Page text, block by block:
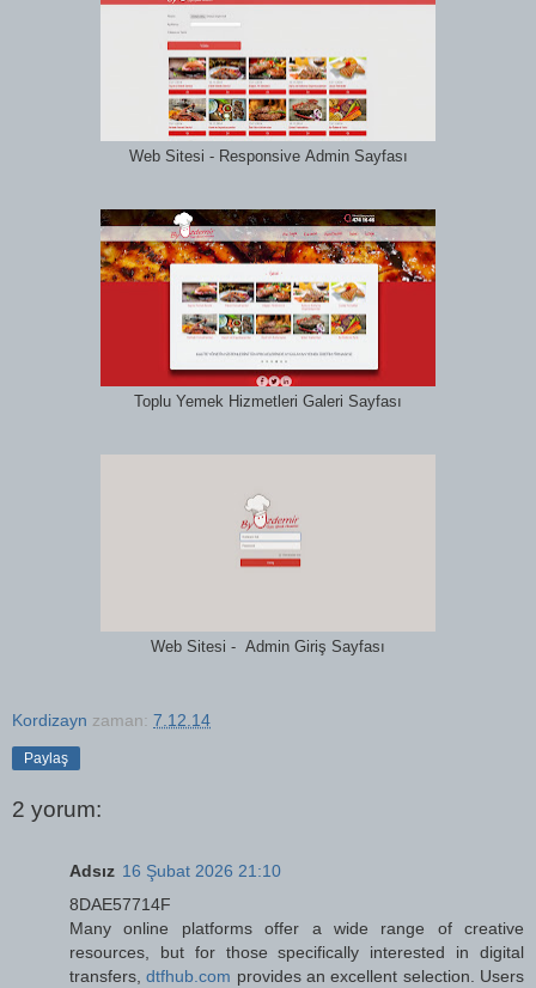
Web Sitesi - Responsive Admin Sayfası
Toplu Yemek Hizmetleri Galeri Sayfası
Web Sitesi - Admin Giriş Sayfası
Kordizayn zaman: 7.12.14
Paylaş
2 yorum:
Adsız 16 Şubat 2026 21:10
8DAE57714F
Many online platforms offer a wide range of creative
resources, but for those specifically interested in digital
transfers,dtfhub.com provides an excellent selection. Users